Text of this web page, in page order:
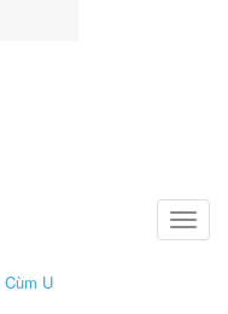
Toggle
Cùm U